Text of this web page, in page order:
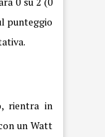
punteggio
rientra in
un Watt